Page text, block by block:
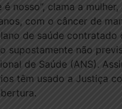
é nosso”, clama a
com o câncer de
de saúde contratado
supostamente não
de Saúde (ANS).
têm usado a Justiça